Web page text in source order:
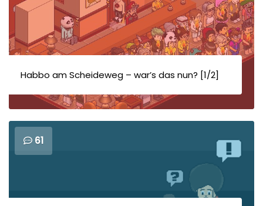
Habbo am Scheideweg – war’s das nun? [1/2]
61